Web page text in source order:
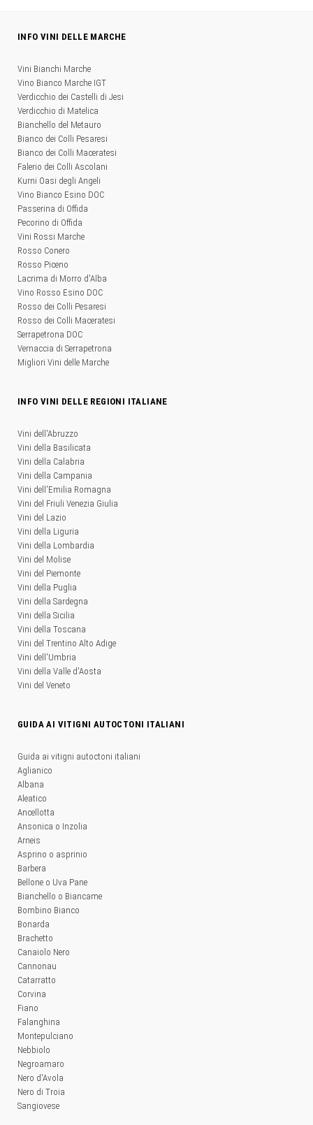
INFO VINI DELLE MARCHE
Vini Bianchi Marche
Vino Bianco Marche IGT
Verdicchio dei Castelli di Jesi
Verdicchio di Matelica
Bianchello del Metauro
Bianco dei Colli Pesaresi
Bianco dei Colli Maceratesi
Falerio dei Colli Ascolani
Kurni Oasi degli Angeli
Vino Bianco Esino DOC
Passerina di Offida
Pecorino di Offida
Vini Rossi Marche
Rosso Conero
Rosso Piceno
Lacrima di Morro d'Alba
Vino Rosso Esino DOC
Rosso dei Colli Pesaresi
Rosso dei Colli Maceratesi
Serrapetrona DOC
Vernaccia di Serrapetrona
Migliori Vini delle Marche
INFO VINI DELLE REGIONI ITALIANE
Vini dell'Abruzzo
Vini della Basilicata
Vini della Calabria
Vini della Campania
Vini dell'Emilia Romagna
Vini del Friuli Venezia Giulia
Vini del Lazio
Vini della Liguria
Vini della Lombardia
Vini del Molise
Vini del Piemonte
Vini della Puglia
Vini della Sardegna
Vini della Sicilia
Vini della Toscana
Vini del Trentino Alto Adige
Vini dell'Umbria
Vini della Valle d'Aosta
Vini del Veneto
GUIDA AI VITIGNI AUTOCTONI ITALIANI
Guida ai vitigni autoctoni italiani
Aglianico
Albana
Aleatico
Ancellotta
Ansonica o Inzolia
Arneis
Asprino o asprinio
Barbera
Bellone o Uva Pane
Bianchello o Biancame
Bombino Bianco
Bonarda
Brachetto
Canaiolo Nero
Cannonau
Catarratto
Corvina
Fiano
Falanghina
Montepulciano
Nebbiolo
Negroamaro
Nero d'Avola
Nero di Troia
Sangiovese